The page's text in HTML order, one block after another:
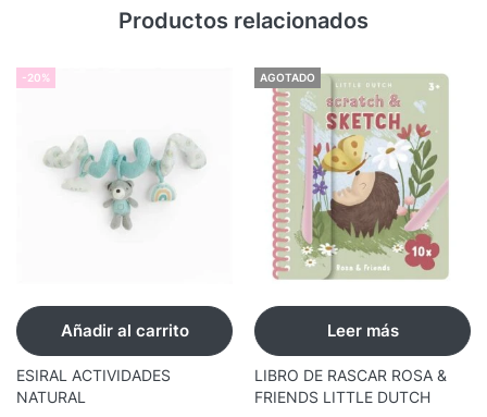
Productos relacionados
-20%
Añadir al carrito
ESIRAL ACTIVIDADES
NATURAL
AGOTADO
Leer más
LIBRO DE RASCAR ROSA &
FRIENDS LITTLE DUTCH